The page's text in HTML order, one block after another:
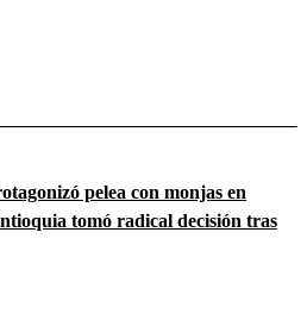
pelea con monjas en
tomó radical decisión tras